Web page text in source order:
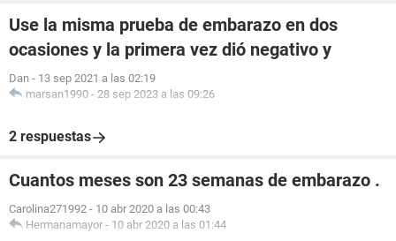
Use la misma prueba de embarazo en dos
ocasiones y la primera vez dió negativo y
Dan - 13 sep 2021 a las 02:19
marsan1990 - 28 sep 2023 a las 09:26
2 respuestas
Cuantos meses son 23 semanas de embarazo .
Carolina271992 - 10 abr 2020 a las 00:43
Hermanamayor - 10 abr 2020 a las 01:44